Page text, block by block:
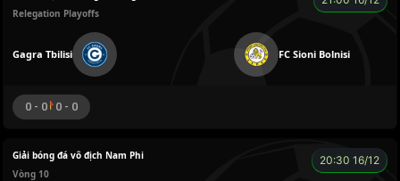
Relegation Playoffs
Gagra Tbilisi FC Sioni Bolnisi
0 - 0 0 - 0
Giải bóng đá vô địch Nam Phi
Vòng 10
20:30 16/12